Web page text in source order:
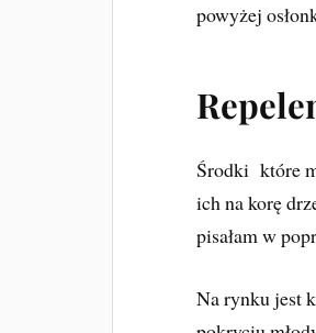
powyżej
Środki które
ich na korę
pisałam w
Na rynku jest